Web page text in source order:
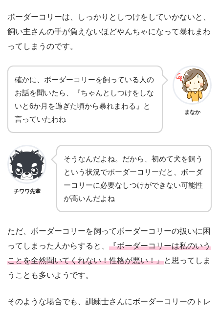
ボーダーコリーは、しっかりとしつけをしていかないと、
飼い主さんの手が負えないほどやんちゃになって暴れまわ
ってしまうのです。
確かに、ボーダーコリーを飼っている人の
お話を聞いたら、『ちゃんとしつけをしな
いと6か月を過ぎた頃から暴れまわる』と
言っていたわね
まなか
チワワ先輩
そうなんだよね。だから、初めて犬を飼う
という状況でボーダーコリーだと、ボーダ
ーコリーに必要なしつけができない可能性
が高いんだよね
ただ、ボーダーコリーを飼ってボーダーコリーの扱いに困
ってしまった人からすると、 『ボーダーコリーは私のいう
ことを全然聞いてくれない！性格が悪い！』と思ってしま
うことも多いようです。
そのような場合でも、訓練士さんにボーダーコリーのトレ